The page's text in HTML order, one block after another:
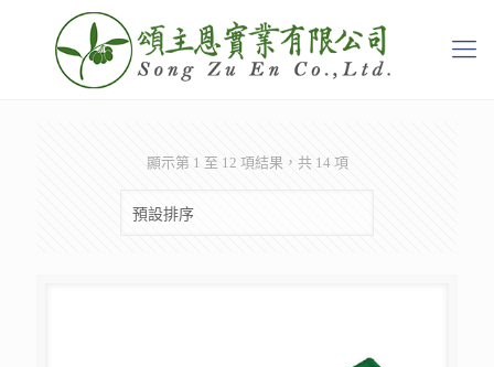
顯示第 1 至 12 項結果，共 14 項